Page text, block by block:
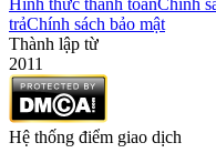
trảChính sách bảo mật
Thành lập từ
2011
Hệ thống điểm giao dịch